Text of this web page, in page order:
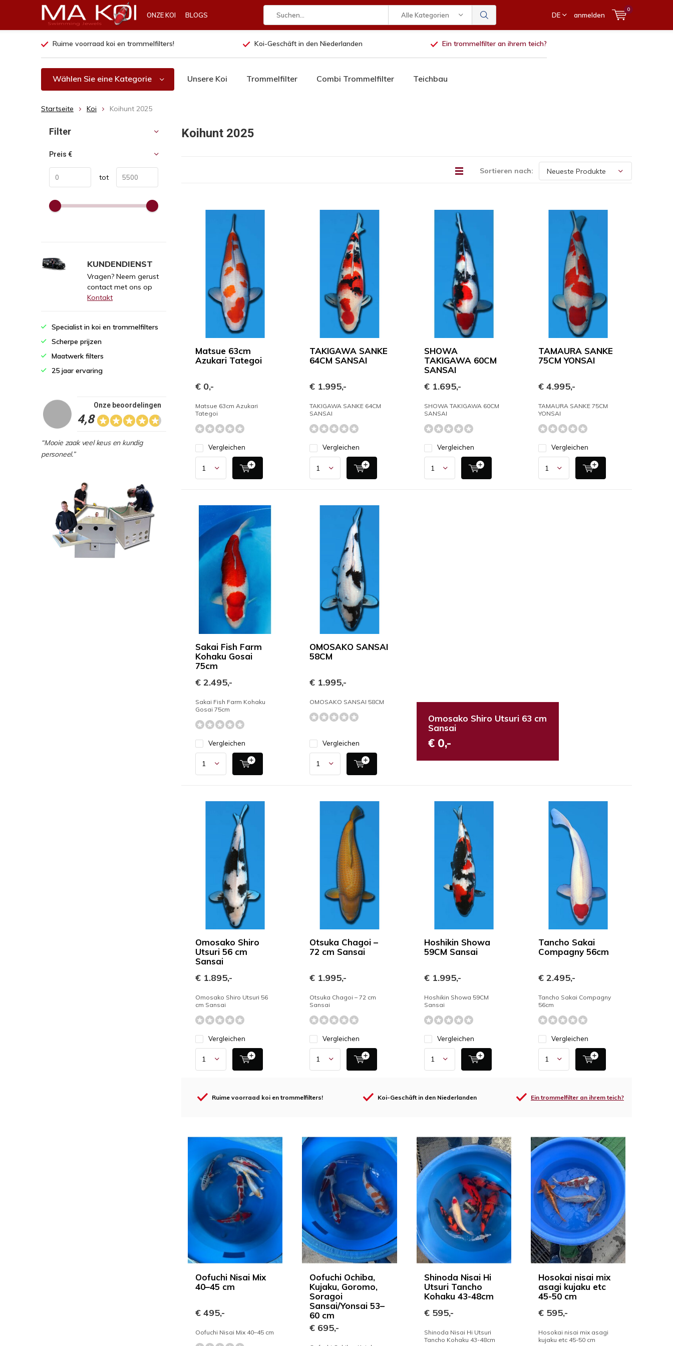
ONZE KOI BLOGS Alle Kategorien DE anmelden
0
Ruime voorraad koi en trommelfilters! Koi-Geschäft in den Niederlanden Ein trommelfilter an ihrem teich?
Wählen Sie eine Kategorie Unsere Koi Trommelfilter Combi Trommelfilter Teichbau
Startseite Koi Koihunt 2025
Koihunt 2025
Sortieren nach:
Matsue 63cm
Azukari Tategoi
€ 0,-
Matsue 63cm Azukari
Tategoi
Vergleichen
TAKIGAWA SANKE
64CM SANSAI
€ 1.995,-
TAKIGAWA SANKE 64CM
SANSAI
Vergleichen
SHOWA
TAKIGAWA 60CM
SANSAI
€ 1.695,-
SHOWA TAKIGAWA 60CM
SANSAI
Vergleichen
TAMAURA SANKE
75CM YONSAI
€ 4.995,-
TAMAURA SANKE 75CM
YONSAI
Vergleichen
Sakai Fish Farm
Kohaku Gosai
75cm
€ 2.495,-
Sakai Fish Farm Kohaku
Gosai 75cm
Vergleichen
OMOSAKO SANSAI
58CM
€ 1.995,-
OMOSAKO SANSAI 58CM
Vergleichen
Omosako Shiro Utsuri 63 cm
Sansai
€ 0,-
Omosako Shiro
Utsuri 56 cm
Sansai
€ 1.895,-
Omosako Shiro Utsuri 56
cm Sansai
Vergleichen
Otsuka Chagoi –
72 cm Sansai
€ 1.995,-
Otsuka Chagoi – 72 cm
Sansai
Vergleichen
Hoshikin Showa
59CM Sansai
€ 1.995,-
Hoshikin Showa 59CM
Sansai
Vergleichen
Tancho Sakai
Compagny 56cm
€ 2.495,-
Tancho Sakai Compagny
56cm
Vergleichen
Ruime voorraad koi en trommelfilters! Koi-Geschäft in den Niederlanden Ein trommelfilter an ihrem teich?
Oofuchi Nisai Mix
40–45 cm
€ 495,-
Oofuchi Nisai Mix 40–45 cm
Oofuchi Ochiba,
Kujaku, Goromo,
Soragoi
Sansai/Yonsai 53–
60 cm
€ 695,-
Shinoda Nisai Hi
Utsuri Tancho
Kohaku 43-48cm
€ 595,-
Shinoda Nisai Hi Utsuri
Tancho Kohaku 43-48cm
Hosokai nisai mix
asagi kujaku etc
45-50 cm
€ 595,-
Hosokai nisai mix asagi
kujaku etc 45-50 cm
Sortieren nach:
Filter
Preis €
tot
KUNDENDIENST
Vragen? Neem gerust
contact met ons op
Kontakt
Specialist in koi en trommelfilters
Scherpe prijzen
Maatwerk filters
25 jaar ervaring
4,8
Onze beoordelingen
“Mooie zaak veel keus en kundig
personeel.”